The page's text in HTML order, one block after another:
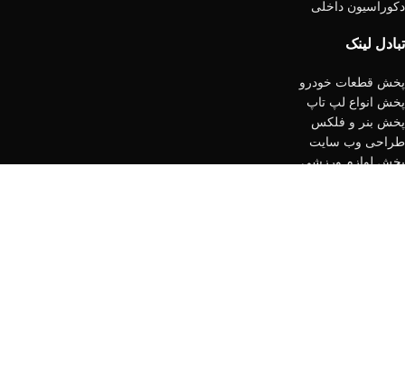
دکوراسیون داخلی
تبادل لینک
پخش قطعات خودرو
پخش انواع لپ تاپ
پخش بنر و فلکس
طراحی وب سایت
پخش لوازم ورزشی